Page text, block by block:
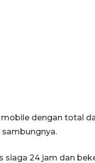
dengan total
sambungnya.
24 jam dan